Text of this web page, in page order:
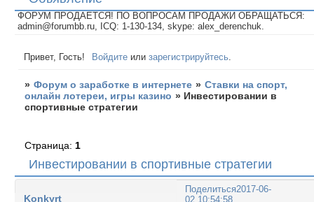
ФОРУМ ПРОДАЕТСЯ! ПО ВОПРОСАМ ПРОДАЖИ ОБРАЩАТЬСЯ:
admin@forumbb.ru, ICQ: 1-130-134, skype: alex_derenchuk.
Привет, Гость! Войдите илизарегистрируйтесь
» Форум о заработке в интернете » Ставки на спорт,
онлайн лотереи, игры казино » Инвестировании в
спортивные стратегии
Инвестировании в спортивные стратегии
Страница: 1
Поделиться2017-06-
02 10:54:58
Konkyrt